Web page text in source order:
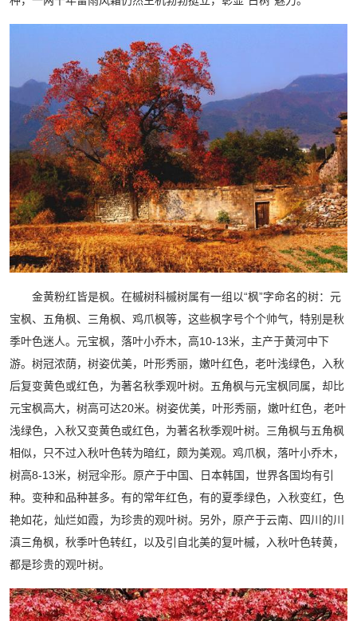
金黄粉红皆是枫。在槭树科槭树属有一组以“枫”字命名的树：元
宝枫、五角枫、三角枫、鸡爪枫等，这些枫字号个个帅气，特别是秋
季叶色迷人。元宝枫，落叶小乔木，高10-13米，主产于黄河中下
游。树冠浓荫，树姿优美，叶形秀丽，嫩叶红色，老叶浅绿色，入秋
后复变黄色或红色，为著名秋季观叶树。五角枫与元宝枫同属，却比
元宝枫高大，树高可达20米。树姿优美，叶形秀丽，嫩叶红色，老叶
浅绿色，入秋又变黄色或红色，为著名秋季观叶树。三角枫与五角枫
相似，只不过入秋叶色转为暗红，颇为美观。鸡爪枫，落叶小乔木，
树高8-13米，树冠伞形。原产于中国、日本韩国，世界各国均有引
种。变种和品种甚多。有的常年红色，有的夏季绿色，入秋变红，色
艳如花，灿烂如霞，为珍贵的观叶树。另外，原产于云南、四川的川
滇三角枫，秋季叶色转红，以及引自北美的复叶槭，入秋叶色转黄，
都是珍贵的观叶树。